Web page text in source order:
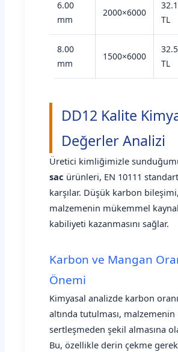
6.00
mm
2000×6000
TL
8.00
mm
1500×6000
TL
DD12 Kalite
Değerler Analizi
Üretici kimliğimizle
sac ürünleri, EN 10111
karşılar. Düşük karbon bileşimi,
malzemenin mükemmel
kabiliyeti kazanmasını sağlar.
Karbon ve Mangan
Önemi
Kimyasal analizde karbon
altında tutulması, malzemenin
sertleşmeden şekil almasına
Bu, özellikle derin çekme